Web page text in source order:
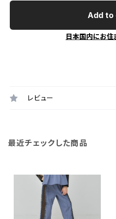
Add
日本国内にお住
レビュー
最近チェックした商品